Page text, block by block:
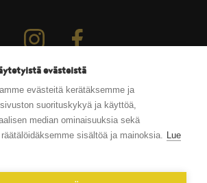
evästeistä
evästeitä kerätäksemme ja
suorituskykyä ja käyttöä,
median ominaisuuksia sekä
sisältöä ja mainoksia. Lue
Seuraa meitä instagramissa
Seuraa meitä facebookissa
PL 50, 20521 Turku